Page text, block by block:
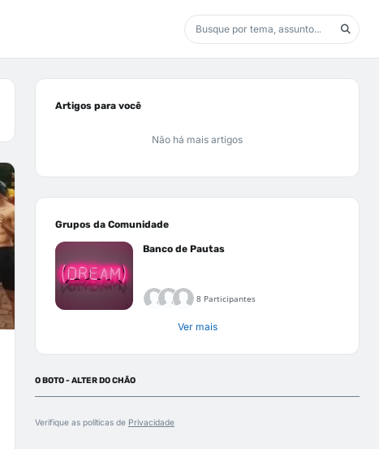
Artigos para você
Não há mais artigos
Grupos da Comunidade
Banco de Pautas
8 Participantes
Ver mais
O BOTO - ALTER DO CHÃO
Verifique as políticas de Privacidade